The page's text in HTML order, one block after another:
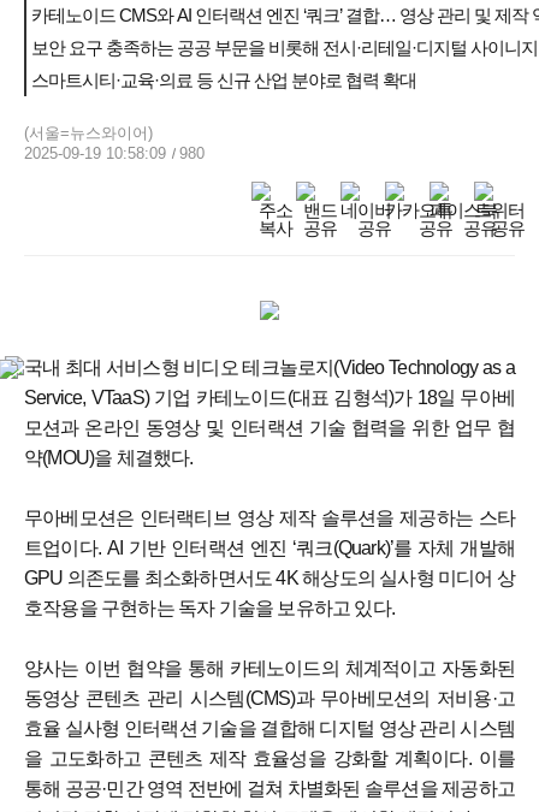
카테노이드 CMS와 AI 인터랙션 엔진 ‘쿼크’ 결합… 영상 관리 및 제작
보안 요구 충족하는 공공 부문을 비롯해 전시·리테일·디지털 사이니
스마트시티·교육·의료 등 신규 산업 분야로 협력 확대
(서울=뉴스와이어)
2025-09-19 10:58:09
980
국내 최대 서비스형 비디오 테크놀로지(Video Technology as a
Service, VTaaS) 기업 카테노이드(대표 김형석)가 18일 무아베
모션과 온라인 동영상 및 인터랙션 기술 협력을 위한 업무 협
약(MOU)을 체결했다.
무아베모션은 인터랙티브 영상 제작 솔루션을 제공하는 스타
트업이다. AI 기반 인터랙션 엔진 ‘쿼크(Quark)’를 자체 개발해
GPU 의존도를 최소화하면서도 4K 해상도의 실사형 미디어 상
호작용을 구현하는 독자 기술을 보유하고 있다.
양사는 이번 협약을 통해 카테노이드의 체계적이고 자동화된
동영상 콘텐츠 관리 시스템(CMS)과 무아베모션의 저비용·고
효율 실사형 인터랙션 기술을 결합해 디지털 영상 관리 시스템
을 고도화하고 콘텐츠 제작 효율성을 강화할 계획이다. 이를
통해 공공·민간 영역 전반에 걸쳐 차별화된 솔루션을 제공하고